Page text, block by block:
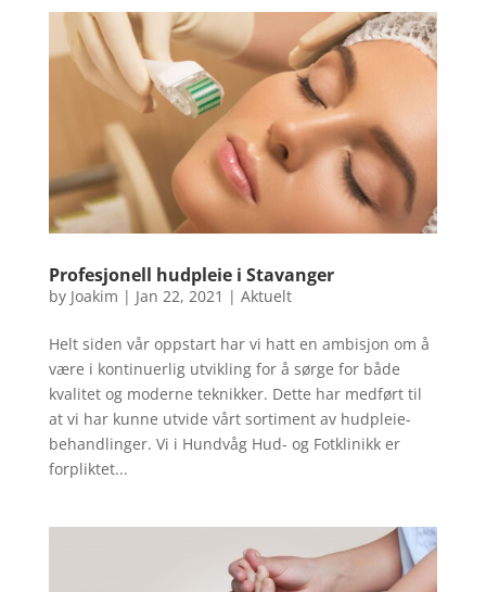
Profesjonell hudpleie i Stavanger
by Joakim | Jan 22, 2021 | Aktuelt
Helt siden vår oppstart har vi hatt en ambisjon om å
være i kontinuerlig utvikling for å sørge for både
kvalitet og moderne teknikker. Dette har medført til
at vi har kunne utvide vårt sortiment av hudpleie-
behandlinger. Vi i Hundvåg Hud- og Fotklinikk er
forpliktet...